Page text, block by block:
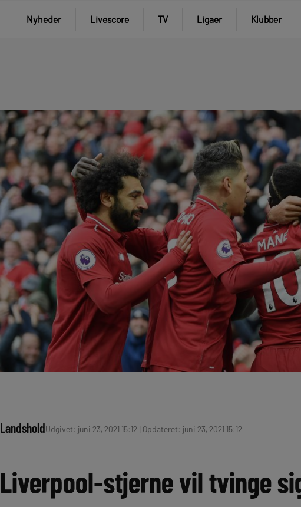
Nyheder Livescore TV Ligaer Klubber
LandsholdUdgivet: juni 23, 2021 15:12 | Opdateret: juni 23, 2021 15:12
Liverpool-stjerne vil tvinge